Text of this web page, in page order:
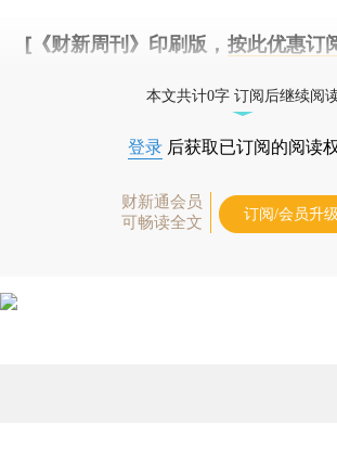
[《财新周刊》印刷版， 按此优惠订
本文共计0字 订阅后继续阅
登录 后获取已订阅的阅读
财新通会员
可畅读全文
订阅/会员升级